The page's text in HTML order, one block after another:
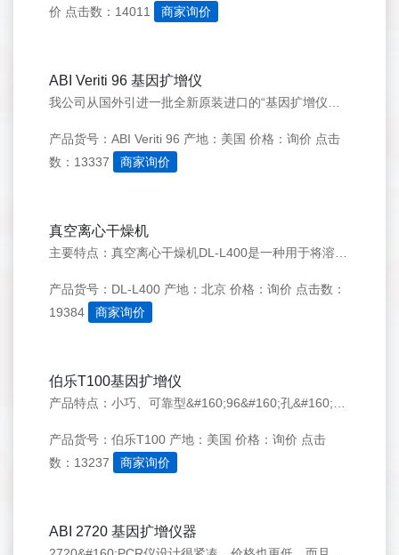
价 点击数：14011 商家询价
ABI Veriti 96 基因扩增仪
产品货号：ABI Veriti 96 产地：美国 价格：询价 点击
数：13337
商家询价
真空离心干燥机
产品货号：DL-L400 产地：北京 价格：询价 点击数：
19384
商家询价
伯乐T100基因扩增仪
产品货号：伯乐T100 产地：美国 价格：询价 点击
数：13237
商家询价
ABI 2720 基因扩增仪器